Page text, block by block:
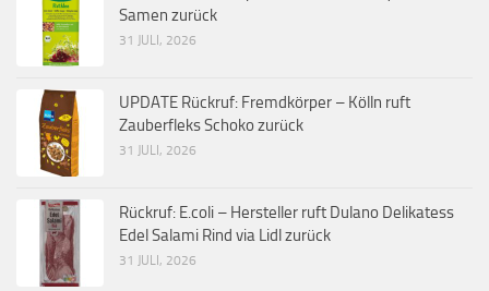
Samen zurück
31 JULI, 2026
UPDATE Rückruf: Fremdkörper – Kölln ruft
Zauberfleks Schoko zurück
31 JULI, 2026
Rückruf: E.coli – Hersteller ruft Dulano Delikatess
Edel Salami Rind via Lidl zurück
31 JULI, 2026